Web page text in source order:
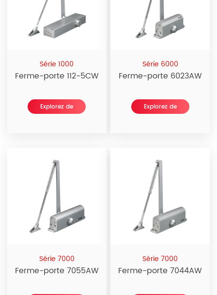
Série 1000
Ferme-porte 112-5CW
Explorez de
Série 6000
Ferme-porte 6023AW
Explorez de
Série 7000
Ferme-porte 7055AW
Série 7000
Ferme-porte 7044AW